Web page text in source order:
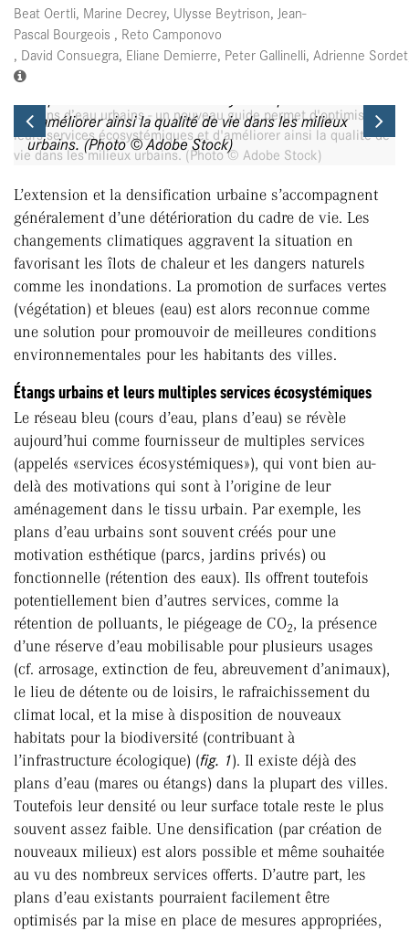
Beat Oertli, Marine Decrey, Ulysse Beytrison, Jean-
Pascal Bourgeois , Reto Camponovo
, David Consuegra, Eliane Demierre, Peter Gallinelli, Adrienne
d'améliorer ainsi la qualité de vie dans les milieux
urbains. (Photo © Adobe Stock)
Previous
L’extension et la densification urbaine s’accompagnent
généralement d’une détérioration du cadre de vie. Les
changements climatiques aggravent la situation en
favorisant les îlots de chaleur et les dangers naturels
comme les inondations. La promotion de surfaces vertes
(végétation) et bleues (eau) est alors reconnue comme
une solution pour promouvoir de meilleures conditions
environnementales pour les habitants des villes.
Étangs urbains et leurs multiples services écosystémiques
Le réseau bleu (cours d’eau, plans d’eau) se révèle
aujourd’hui comme fournisseur de multiples services
(appelés «services écosystémiques»), qui vont bien au-
delà des motivations qui sont à l’origine de leur
aménagement dans le tissu urbain. Par exemple, les
plans d’eau urbains sont souvent créés pour une
motivation esthétique (parcs, jardins privés) ou
fonctionnelle (rétention des eaux). Ils offrent toutefois
potentiellement bien d’autres services, comme la
rétention de polluants, le piégeage de CO2, la présence
d’une réserve d’eau mobilisable pour plusieurs usages
(cf. arrosage, extinction de feu, abreuvement d’animaux),
le lieu de détente ou de loisirs, le rafraichissement du
climat local, et la mise à disposition de nouveaux
habitats pour la biodiversité (contribuant à
l’infrastructure écologique) (fig. 1). Il existe déjà des
plans d’eau (mares ou étangs) dans la plupart des villes.
Toutefois leur densité ou leur surface totale reste le plus
souvent assez faible. Une densification (par création de
nouveaux milieux) est alors possible et même souhaitée
au vu des nombreux services offerts. D’autre part, les
plans d’eau existants pourraient facilement être
optimisés par la mise en place de mesures appropriées,